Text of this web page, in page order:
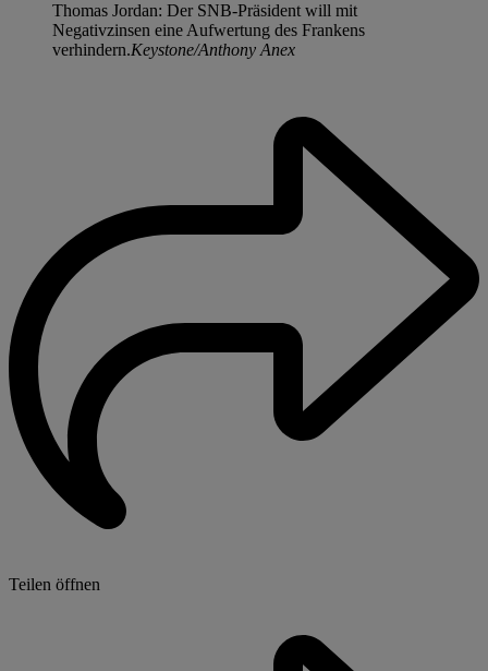
Thomas Jordan: Der SNB-Präsident will mit
Negativzinsen eine Aufwertung des Frankens
verhindern.Keystone/Anthony Anex
Teilen öffnen